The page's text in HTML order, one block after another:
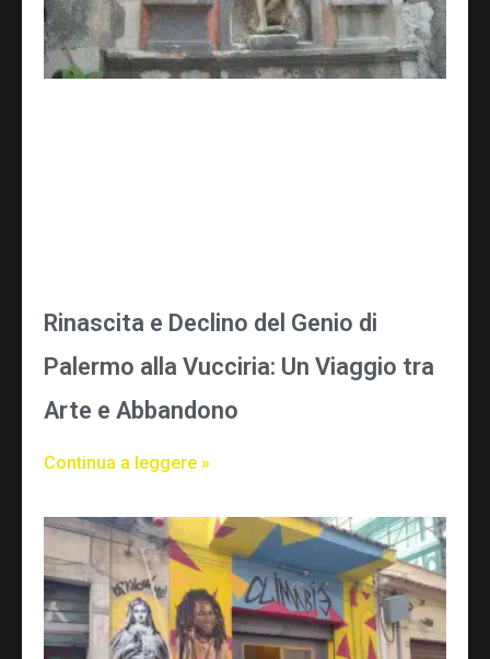
Rinascita e Declino del Genio di
Palermo alla Vucciria: Un Viaggio tra
Arte e Abbandono
Continua a leggere »